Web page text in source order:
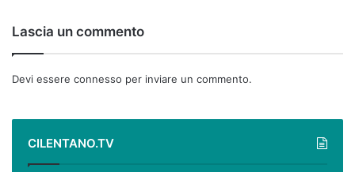
Lascia un commento
Devi essere connesso per inviare un commento.
CILENTANO.TV